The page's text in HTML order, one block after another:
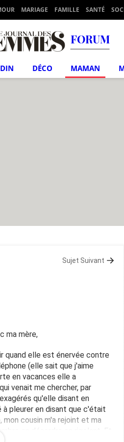
MARIAGE FAMILLE SANTÉ
FORUM
DÉCO MAMAN
Sujet Suivant
ma mère,
quand elle est énervée contre
(elle sait que j'aime
en vacances elle a
venait me chercher, par
qu'elle disant en
pleurer en disant que c'était
mon cousin m'a rejoint et ma
en désordre en rigolant. Et